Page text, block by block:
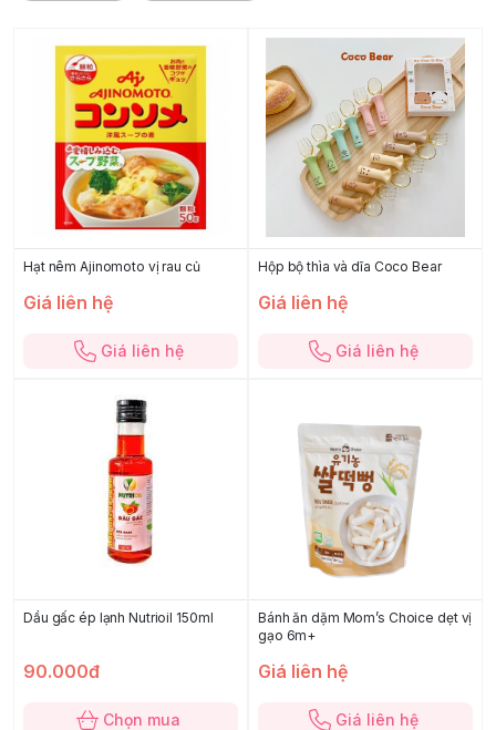
Hạt nêm Ajinomoto vị rau củ
Giá liên hệ
Giá liên hệ
Hộp bộ thìa và dĩa Coco Bear
Giá liên hệ
Giá liên hệ
Dầu gấc ép lạnh Nutrioil 150ml
90.000đ
Chọn mua
Bánh ăn dặm Mom’s Choice dẹt vị
gạo 6m+
Giá liên hệ
Giá liên hệ